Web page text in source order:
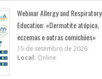
Webinar Allergy and Respiratory
Education: «Dermatite atópica,
eczemas e outras comichões»
15 de setembro de 2026
Local: Online